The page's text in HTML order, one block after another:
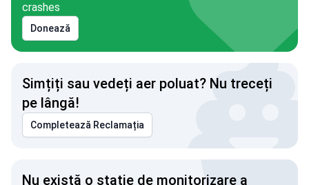
crashes
Donează
Simțiți sau vedeți aer poluat? Nu treceți
pe lângă!
Completează Reclamația
Nu există o stație de monitorizare a